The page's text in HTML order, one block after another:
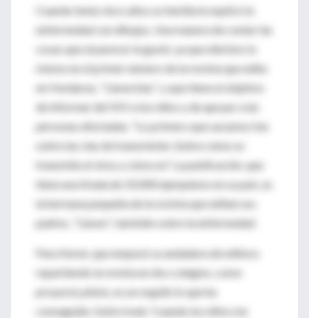
Cuando tenía cinco años su familia le explicó la
enfermedad con dibujos. Una manera de contar las
cosas que al parecer le gustó, ya que ella hizo lo
mismo en el primer número de la revista que edita
en Honduras, ''Llavecitas'', y que tiene el objetivo
de informar del VIH a los niños y de apoyar a las
personas afectadas. "Lo primero que sacamos fue
sobre las vías de transmisión. Sobre cómo se
transmite el virus y cómo no". La publicación, que
tiene una tirada de 10.000 ejemplares en su país, es
la hermana pequeña de la revista que editan sus
padres, ''Llaves'', también sobre la enfermedad.
Para Keren, que empezó su andadura de editora
repartiendo la revista en dos colegios, como
proyecto piloto, es un orgullo lo que ha
conseguido. Sobre todo "cuando los niños me